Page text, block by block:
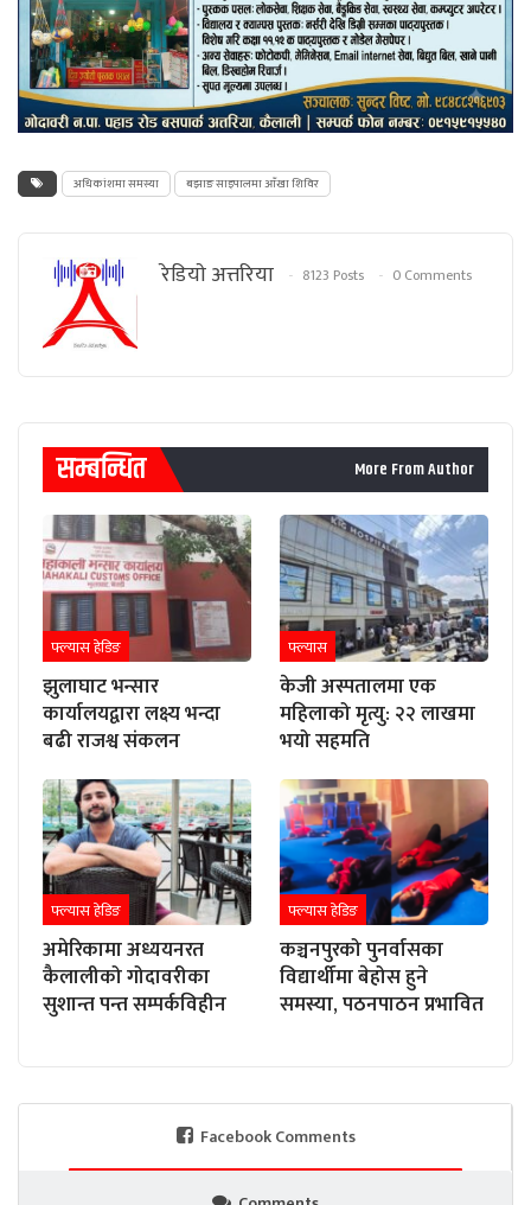
अधिकांशमा समस्या बझाङ साइपालमा आँखा शिविर
रेडियाे अत्तरिया 8123 Posts 0 Comments
सम्बन्धित More From Author
फ्ल्यास हेडिङ
झुलाघाट भन्सार
कार्यालयद्वारा लक्ष्य भन्दा
बढी राजश्व संकलन
फ्ल्यास
केजी अस्पतालमा एक
महिलाको मृत्यु: २२ लाखमा
भयो सहमति
फ्ल्यास हेडिङ
अमेरिकामा अध्ययनरत
कैलालीको गोदावरीका
सुशान्त पन्त सम्पर्कविहीन
फ्ल्यास हेडिङ
कञ्चनपुरको पुनर्वासका
विद्यार्थीमा बेहोस हुने
समस्या, पठनपाठन प्रभावित
Facebook Comments